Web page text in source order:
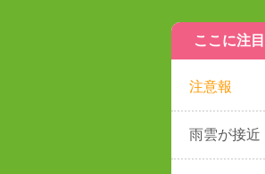
ここに注目
注意報
雨雲が接近